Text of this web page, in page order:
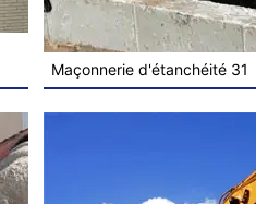
Maçonnerie d'étanchéité 31